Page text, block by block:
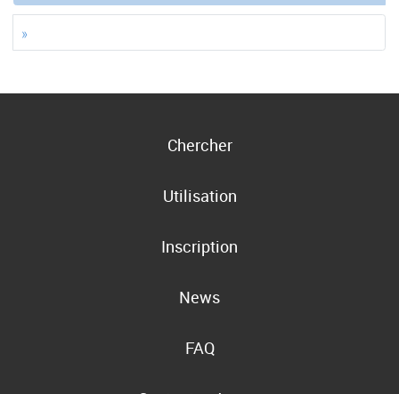
»
Chercher
Utilisation
Inscription
News
FAQ